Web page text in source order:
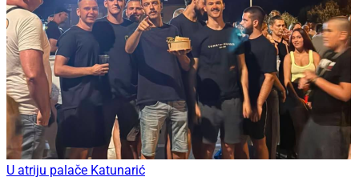
U atriju palače Katunarić